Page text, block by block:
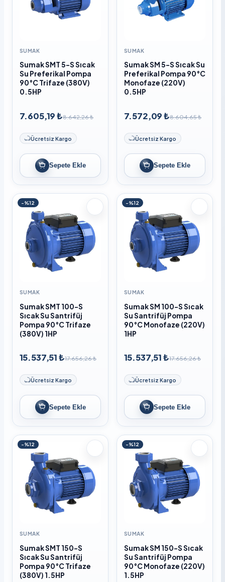
SUMAK
Sumak SMT 5-S Sıcak
Su Preferikal Pompa
90°C Trifaze (380V)
0.5HP
7.605,19 ₺8.642,26 ₺
Ücretsiz Kargo
Sepete Ekle
SUMAK
Sumak SM 5-S Sıcak Su
Preferikal Pompa 90°C
Monofaze (220V)
0.5HP
7.572,09 ₺8.604,65 ₺
Ücretsiz Kargo
Sepete Ekle
-%12
SUMAK
Sumak SMT 100-S
Sıcak Su Santrifüj
Pompa 90°C Trifaze
(380V) 1HP
15.537,51 ₺17.656,26 ₺
Ücretsiz Kargo
Sepete Ekle
-%12
SUMAK
Sumak SM 100-S Sıcak
Su Santrifüj Pompa
90°C Monofaze (220V)
1HP
15.537,51 ₺17.656,26 ₺
Ücretsiz Kargo
Sepete Ekle
-%12
SUMAK
Sumak SMT 150-S
Sıcak Su Santrifüj
Pompa 90°C Trifaze
(380V) 1.5HP
-%12
SUMAK
Sumak SM 150-S Sıcak
Su Santrifüj Pompa
90°C Monofaze (220V)
1.5HP